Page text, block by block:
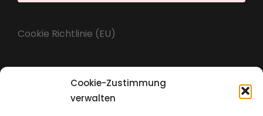
Cookie-Zustimmung
verwalten
Cookie Richtlinie (EU)